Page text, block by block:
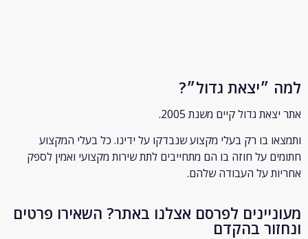
גדול״?
גדול קיים משנת 2005.
בו רקבעלי מקצוע שנבדקו על ידינו. כל בעלי המקצוע
על חוזה בו הם מתחייבים לתת שירות מקצועי ואמין לספק
על העבודה שלהם.
לפרסם אצלנו באתר? השאירו פרטים
בהקדם